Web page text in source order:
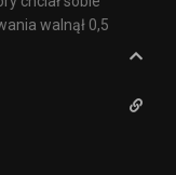
walnął 0,5